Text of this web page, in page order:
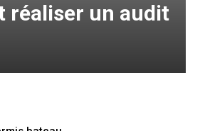
réaliser un audit